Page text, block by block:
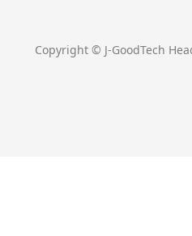
Copyright © J-GoodTech